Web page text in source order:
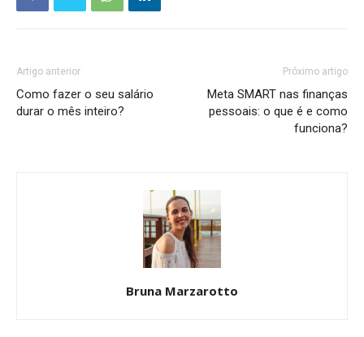
Artigo anterior
Como fazer o seu salário
durar o mês inteiro?
Próximo artigo
Meta SMART nas finanças
pessoais: o que é e como
funciona?
Bruna Marzarotto